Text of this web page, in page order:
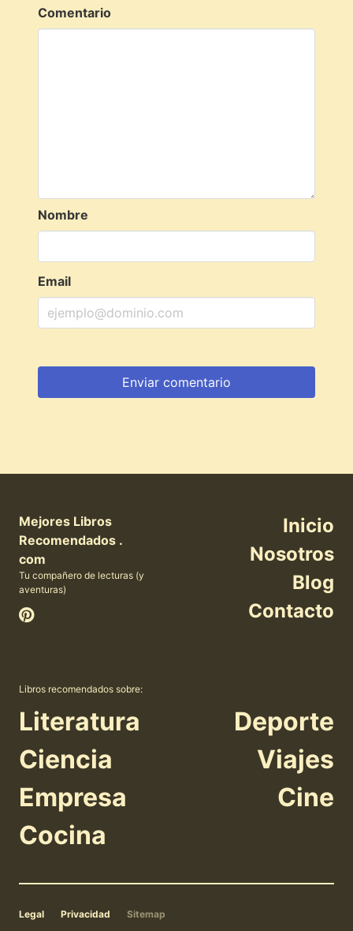
Comentario
Nombre
Email
Mejores Libros
Recomendados .
com
Tu compañero de lecturas (y
aventuras)
Inicio
Nosotros
Blog
Contacto
Libros recomendados sobre:
Literatura
Ciencia
Empresa
Cocina
Deporte
Viajes
Cine
Legal Privacidad Sitemap